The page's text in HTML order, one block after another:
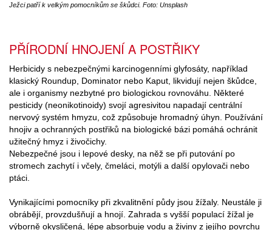
Ježci patří k velkým pomocníkům se škůdci. Foto: Unsplash
PŘÍRODNÍ HNOJENÍ A POSTŘIKY
Herbicidy s nebezpečnými karcinogenními glyfosáty, například
klasický Roundup, Dominator nebo Kaput, likvidují nejen škůdce,
ale i organismy nezbytné pro biologickou rovnováhu. Některé
pesticidy (neonikotinoidy) svojí agresivitou napadají centrální
nervový systém hmyzu, což způsobuje hromadný úhyn. Používání
hnojiv a ochranných postřiků na biologické bázi pomáhá ochránit
užitečný hmyz i živočichy.
Nebezpečné jsou i lepové desky, na něž se při putování po
stromech zachytí i včely, čmeláci, motýli a další opylovači nebo
ptáci.
Vynikajícími pomocníky při zkvalitnění půdy jsou žížaly. Neustále ji
obrábějí, provzdušňují a hnojí. Zahrada s vyšší populací žížal je
výborně okysličená, lépe absorbuje vodu a živiny z jejího povrchu